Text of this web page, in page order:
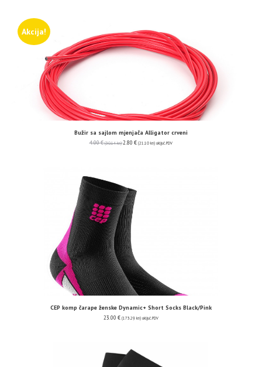
Akcija!
Bužir sa sajlom mjenjača Alligator crveni
4.00€ (30.14 kn) 2.80 € (21.10 kn) uključ. PDV
CEP komp čarape ženske Dynamic+ Short Socks Black/Pink
23.00 € (173.29 kn) uključ. PDV